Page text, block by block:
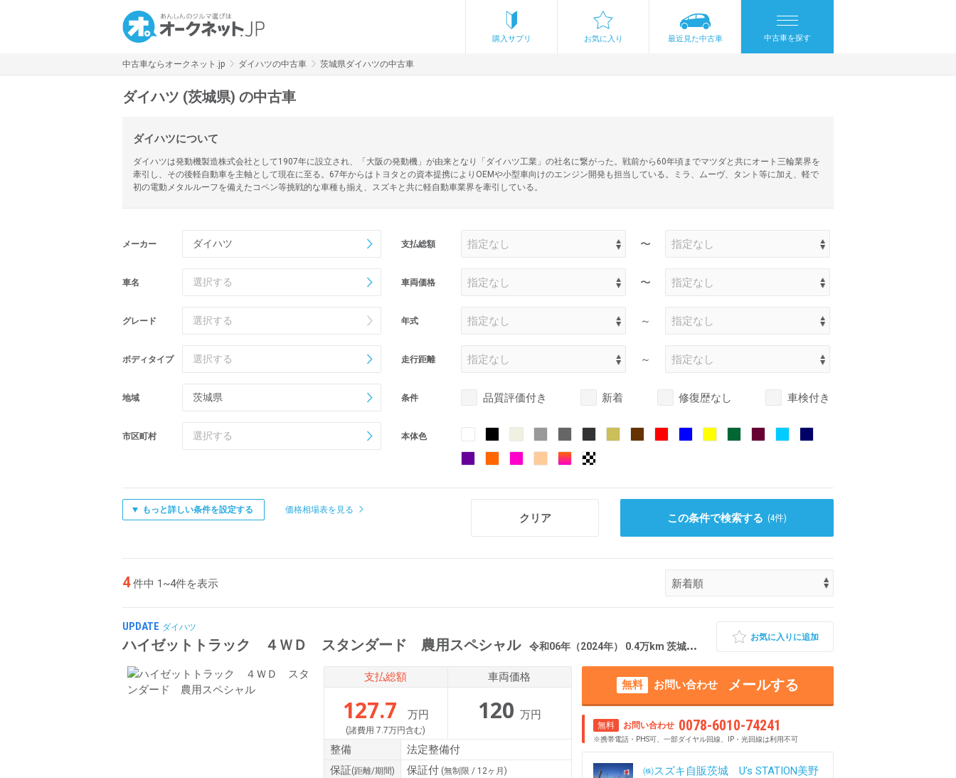
購入サプリ お気に入り 最近見た中古車 中古車を探す
中古車ならオークネット.jp ダイハツの中古車 茨城県ダイハツの中古車
ダイハツ (茨城県) の中古車
ダイハツについて
ダイハツは発動機製造株式会社として1907年に設立され、「大阪の発動機」が由来となり「ダイハツ工業」の社名に繋がった。戦前から60年頃までマツダと共にオート三輪業界を
牽引し、その後軽自動車を主軸として現在に至る。67年からはトヨタとの資本提携によりOEMや小型車向けのエンジン開発も担当している。ミラ、ムーヴ、タント等に加え、軽で
初の電動メタルルーフを備えたコペン等挑戦的な車種も揃え、スズキと共に軽自動車業界を牽引している。
メーカー ダイハツ
車名 選択する
グレード 選択する
ボディタイプ 選択する
地域 茨城県
市区町村 選択する
支払総額 〜
車両価格 〜
年式 ～
走行距離 ～
条件 品質評価付き 新着 修復歴なし 車検付き
本体色
もっと詳しい条件を設定する 価格相場表を見る
この条件で検索する (4件)
4件中 1~4件を表示
UPDATE ダイハツ
ハイゼットトラック ４ＷＤ スタンダード 農用スペシャル 令和06年（2024年） 0.4万km 茨城県小美玉市
お気に入りに追加
支払総額
127.7 万円
(諸費用 7.7万円含む)
車両価格
120 万円
整備
法定整備付
保証(距離/期間) 保証付(無制限 / 12ヶ月)
無料 お問い合わせ メールする
無料 お問い合わせ 0078-6010-74241
※携帯電話・PHS可、一部ダイヤル回線、IP・光回線は利用不可
㈱スズキ自販茨城 U’s STATION美野